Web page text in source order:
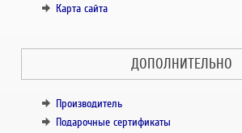
Карта сайта
ДОПОЛНИТЕЛЬНО
Производитель
Подарочные сертификаты